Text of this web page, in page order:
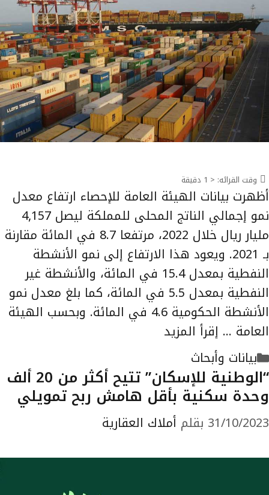
وقت القرائه: < 1 دقيقة
أظهرت بيانات الهيئة العامة للإحصاء ارتفاع معدل
نمو إجمالي الناتج المحلى للمملكة ليصل 4,157
مليار ريال خلال 2022، مرتفعا 8.7 في المائة مقارنة
بـ 2021. ويعود هذا الارتفاع إلى نمو الأنشطة
النفطية بمعدل 15.4 في المائة، والأنشطة غير
النفطية بمعدل 5.5 في المائة، كما بلغ معدل نمو
الأنشطة الحكومية 4.6 في المائة. وبحسب الهيئة
العامة … إقرأ المزيد
التصنيفات
بيانات وأبحاث
“الوطنية للإسكان” تتيح أكثر من 20 ألف
وحدة سكنية بأقل هامش ربح تمويلي
31/10/2023 بقلم أملاك العقارية